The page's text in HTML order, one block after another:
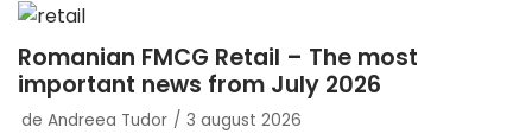
Romanian FMCG Retail – The most
important news from July 2026
de Andreea Tudor 3 august 2026